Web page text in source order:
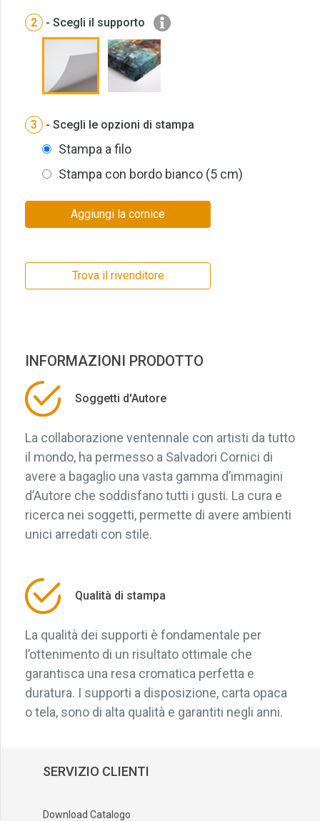
2 - Scegli il supporto
3 - Scegli le opzioni di stampa
Stampa a filo
Stampa con bordo bianco (5 cm)
Aggiungi la cornice
Trova il rivenditore
INFORMAZIONI PRODOTTO
Soggetti d'Autore
La collaborazione ventennale con artisti da tutto
il mondo, ha permesso a Salvadori Cornici di
avere a bagaglio una vasta gamma d’immagini
d’Autore che soddisfano tutti i gusti. La cura e
ricerca nei soggetti, permette di avere ambienti
unici arredati con stile.
Qualità di stampa
La qualità dei supporti è fondamentale per
l’ottenimento di un risultato ottimale che
garantisca una resa cromatica perfetta e
duratura. I supporti a disposizione, carta opaca
o tela, sono di alta qualità e garantiti negli anni.
SERVIZIO CLIENTI
Download Catalogo